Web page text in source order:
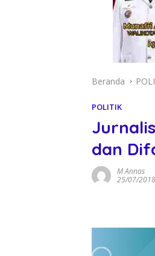
Beranda
POLITIK
dan
M Annas
25/07/